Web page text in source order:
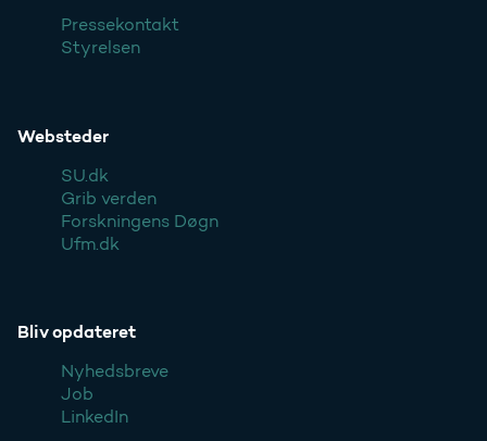
Pressekontakt
Styrelsen
Websteder
SU.dk
Grib verden
Forskningens Døgn
Ufm.dk
Bliv opdateret
Nyhedsbreve
Job
LinkedIn